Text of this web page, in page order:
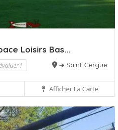
Loisirs Bas...
! ➔ Saint-Cergue
Afficher La Carte